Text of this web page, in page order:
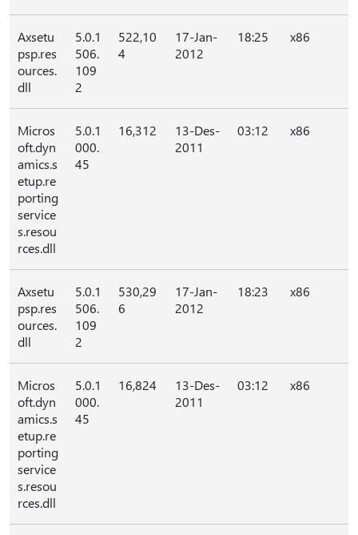
Axsetu
psp.res
ources.
dll
5.0.1
506.
109
2
522,10
4
17-Jan-
2012
18:25 x86
Micros
oft.dyn
amics.s
etup.re
porting
service
s.resou
rces.dll
5.0.1
000.
45
16,312
13-Des-
2011
03:12 x86
Axsetu
psp.res
ources.
dll
5.0.1
506.
109
2
530,29
6
17-Jan-
2012
18:23 x86
Micros
oft.dyn
amics.s
etup.re
porting
service
s.resou
rces.dll
5.0.1
000.
45
16,824
13-Des-
2011
03:12 x86